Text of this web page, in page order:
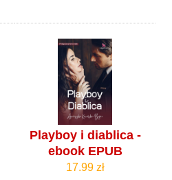
Playboy i diablica -
ebook EPUB
17.99 zł